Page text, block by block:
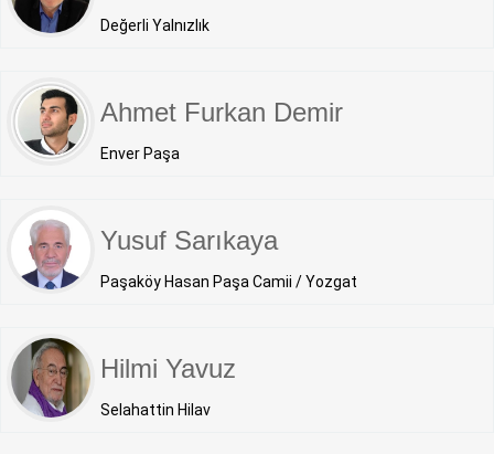
Değerli Yalnızlık
Ahmet Furkan Demir
Enver Paşa
Yusuf Sarıkaya
Paşaköy Hasan Paşa Camii / Yozgat
Hilmi Yavuz
Selahattin Hilav